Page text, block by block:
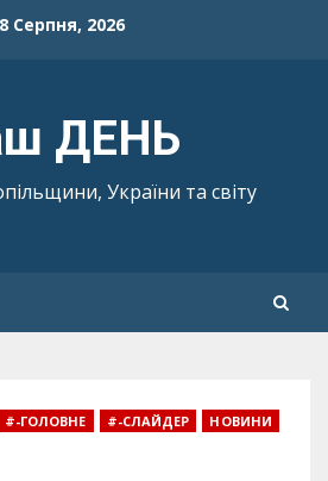
8 Серпня, 2026
ДЕНЬ
України та світу
#-ГОЛОВНЕ #-СЛАЙДЕР
НОВИНИ